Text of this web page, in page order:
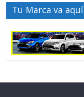
Tu Marca va aquí